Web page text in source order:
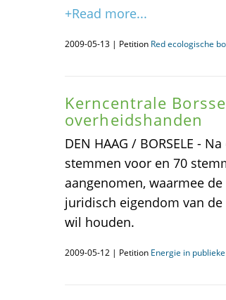
+Read more...
2009-05-13 | Petition Red ecologische
Kerncentrale
overheidshanden
DEN HAAG / BORSELE -
stemmen voor en 70
aangenomen, waarmee
juridisch eigendom van
wil houden.
2009-05-12 | Petition Energie in